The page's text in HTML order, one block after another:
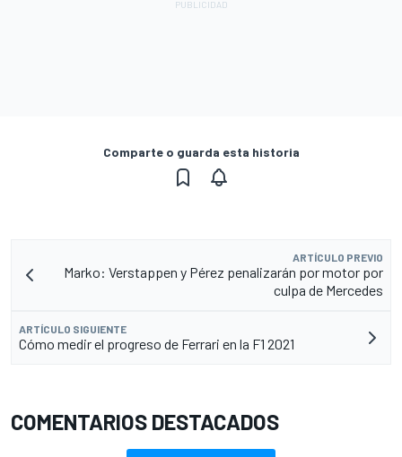
Comparte o guarda esta historia
ARTÍCULO PREVIO
Marko: Verstappen y Pérez penalizarán por motor por
culpa de Mercedes
ARTÍCULO SIGUIENTE
Cómo medir el progreso de Ferrari en la F1 2021
COMENTARIOS DESTACADOS